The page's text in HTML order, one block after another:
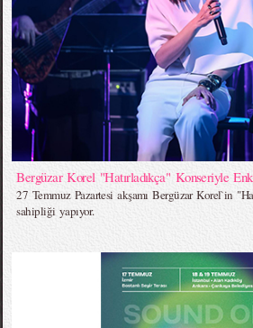
Bergüzar Korel "Hatırladıkça" Konseriyle
27 Temmuz Pazartesi akşamı Bergüzar Korel`in
sahipliği yapıyor.